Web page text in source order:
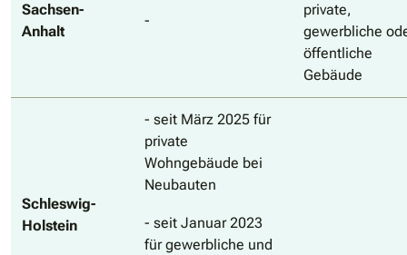
Sachsen-
Anhalt
-
private,
gewerbliche
öffentliche
Gebäude
Schleswig-
Holstein
- seit März 2025 für
private
Wohngebäude bei
Neubauten
- seit Januar 2023
für gewerbliche und